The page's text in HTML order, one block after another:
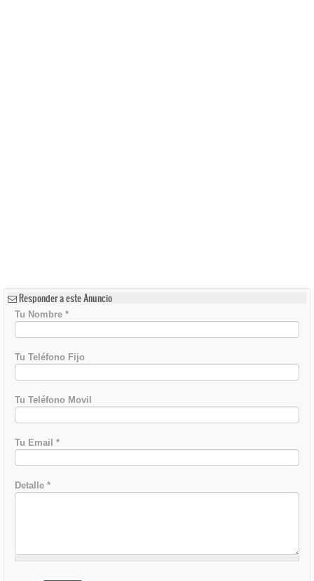
Responder a este Anuncio
Tu Nombre *
Tu Teléfono Fijo
Tu Teléfono Movil
Tu Email *
Detalle *